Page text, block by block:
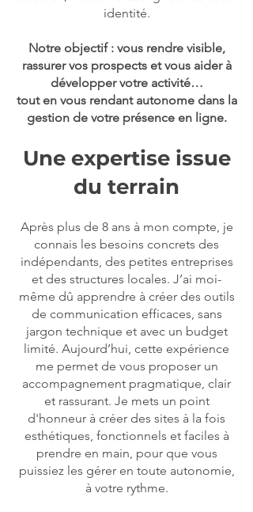
identité.
Notre objectif : vous rendre visible,
rassurer vos prospects et vous aider à
développer votre activité…
tout en vous rendant autonome dans la
gestion de votre présence en ligne.
Une expertise issue
du terrain
Après plus de 8 ans à mon compte, je
connais les besoins concrets des
indépendants, des petites entreprises
et des structures locales. J’ai moi-
même dû apprendre à créer des outils
de communication efficaces, sans
jargon technique et avec un budget
limité. Aujourd’hui, cette expérience
me permet de vous proposer un
accompagnement pragmatique, clair
et rassurant. Je mets un point
d'honneur à créer des sites à la fois
esthétiques, fonctionnels et faciles à
prendre en main, pour que vous
puissiez les gérer en toute autonomie,
à votre rythme.